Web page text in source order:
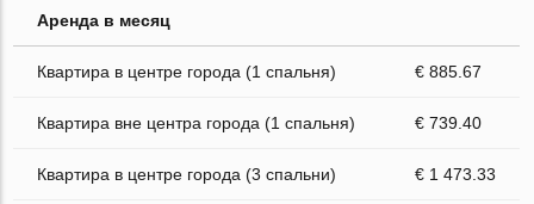
Аренда в месяц
Квартира в центре города (1 спальня) € 885.67
Квартира вне центра города (1 спальня) € 739.40
Квартира в центре города (3 спальни) € 1 473.33